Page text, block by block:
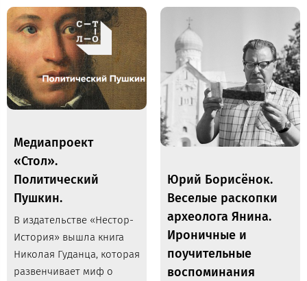
Медиапроект
«Стол».
Политический
Пушкин.
В издательстве «Нестор-
История» вышла книга
Николая Гуданца, которая
развенчивает миф о
Юрий Борисёнок.
Веселые раскопки
археолога Янина.
Ироничные и
поучительные
воспоминания